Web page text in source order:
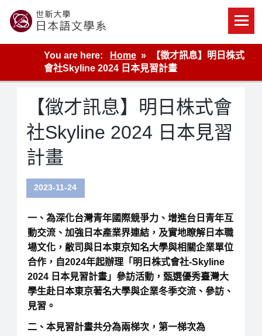
content
世新大學教學單位的網站
You are here:
Home
【徵才訊息】明日株式
會社Skyline 2024 日本見習計畫
【徵才訊息】明日株式會
社Skyline 2024 日本見習
計畫
2023-11-24
一、為深化台灣青年國際競爭力、增進台日青年互
動交流、加強日本產業界連結，及實地瞭解日本職
場文化，敝司與日本東京知名大學與相關企業單位
合作，自2024年起辦理「明日株式會社-Skyline
2024 日本見習計畫」參訪活動，甄選優秀臺灣大
學生赴日本東京著名大學與企業冬季交流、參訪、
見習。
二、本見習計畫共分為兩梯次，第一梯次為